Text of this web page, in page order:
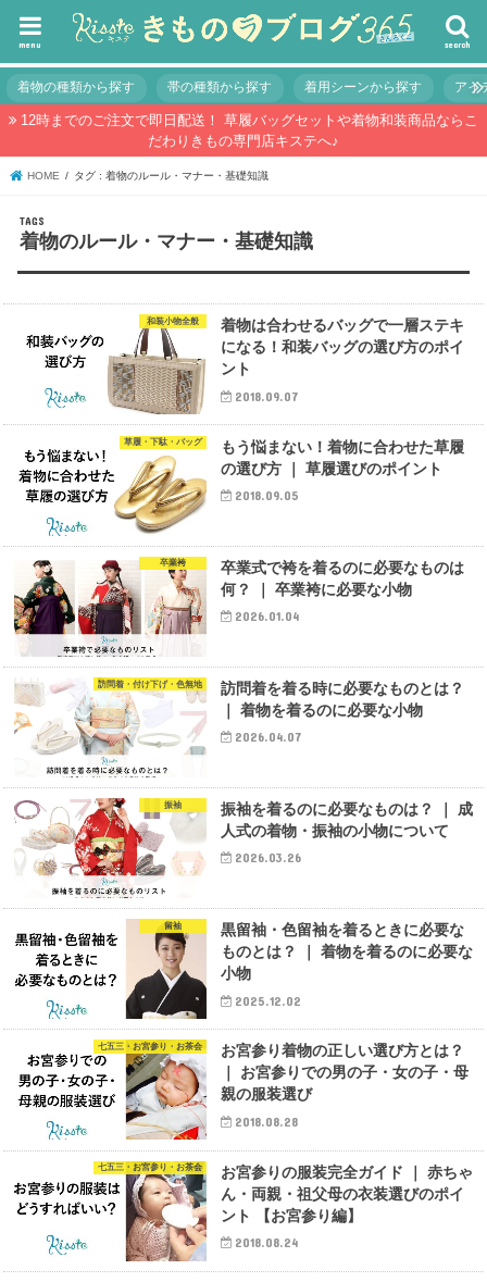
search
menu
着物の種類から探す 帯の種類から探す 着用シーンから探す アイ
12時までのご注文で即日配送！ 草履バッグセットや着物和装商品ならこ
だわりきもの専門店キステへ♪
HOME タグ : 着物のルール・マナー・基礎知識
着物のルール・マナー・基礎知識
和装小物全般
着物は合わせるバッグで一層ステキ
になる！和装バッグの選び方のポイ
ント
2018.09.07
草履・下駄・バッグ
もう悩まない！着物に合わせた草履
の選び方 ｜ 草履選びのポイント
2018.09.05
卒業袴
卒業式で袴を着るのに必要なものは
何？ ｜ 卒業袴に必要な小物
2026.01.04
訪問着・付け下げ・色無地
訪問着を着る時に必要なものとは？
｜ 着物を着るのに必要な小物
2026.04.07
振袖
振袖を着るのに必要なものは？ ｜ 成
人式の着物・振袖の小物について
2026.03.26
留袖
黒留袖・色留袖を着るときに必要な
ものとは？ ｜ 着物を着るのに必要な
小物
2025.12.02
七五三・お宮参り・お茶会
お宮参り着物の正しい選び方とは？
｜ お宮参りでの男の子・女の子・母
親の服装選び
2018.08.28
七五三・お宮参り・お茶会
お宮参りの服装完全ガイド ｜ 赤ちゃ
ん・両親・祖父母の衣装選びのポイ
ント 【お宮参り編】
2018.08.24